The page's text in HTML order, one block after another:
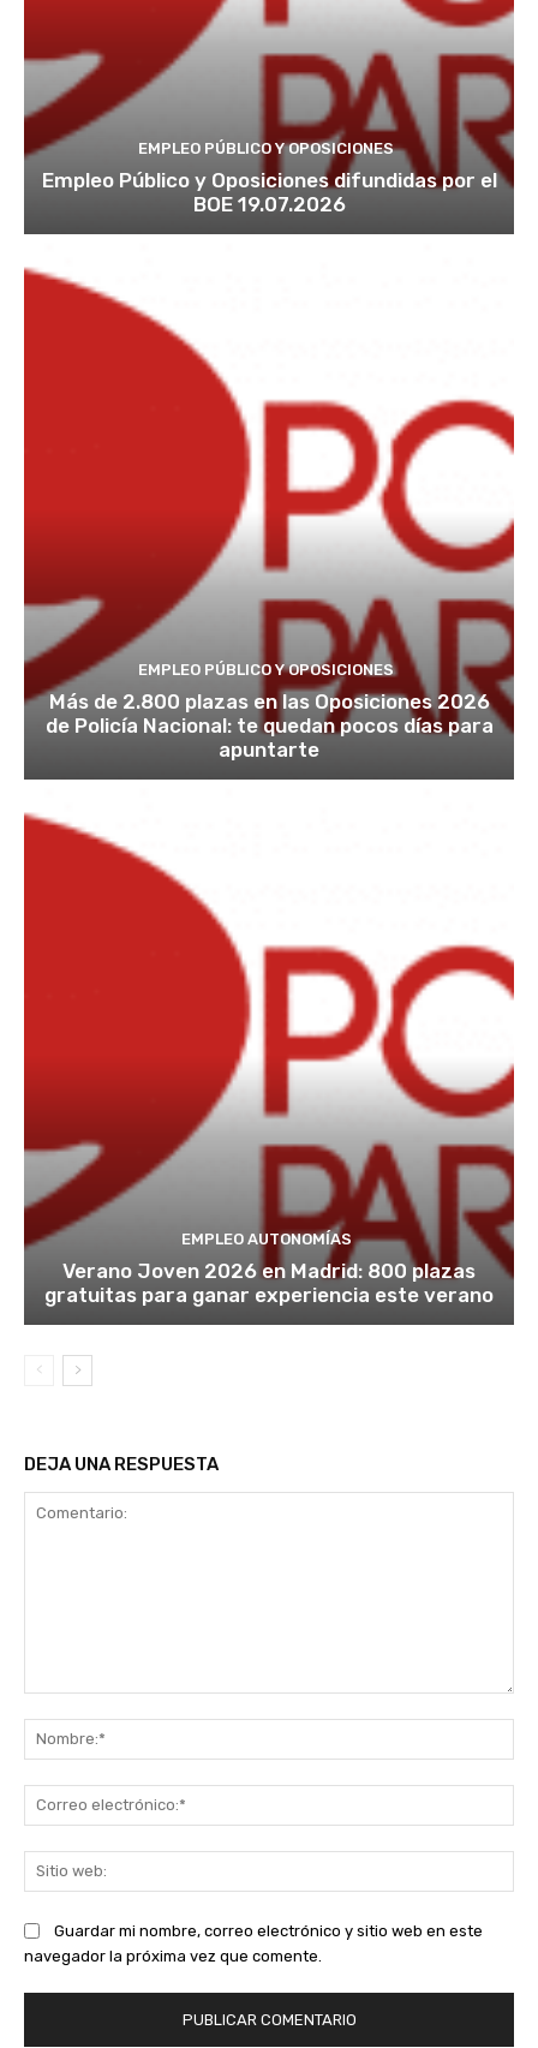
EMPLEO PÚBLICO Y OPOSICIONES
Empleo Público y Oposiciones difundidas por el
BOE 19.07.2026
EMPLEO PÚBLICO Y OPOSICIONES
Más de 2.800 plazas en las Oposiciones 2026
de Policía Nacional: te quedan pocos días para
apuntarte
EMPLEO AUTONOMÍAS
Verano Joven 2026 en Madrid: 800 plazas
gratuitas para ganar experiencia este verano
DEJA UNA RESPUESTA
Guardar mi nombre, correo electrónico y sitio web en este
navegador la próxima vez que comente.